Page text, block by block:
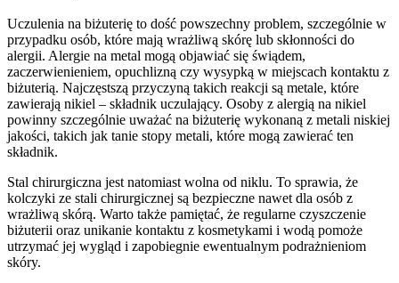
Uczulenia na biżuterię to dość powszechny problem, szczególnie w
przypadku osób, które mają wrażliwą skórę lub skłonności do
alergii. Alergie na metal mogą objawiać się świądem,
zaczerwienieniem, opuchlizną czy wysypką w miejscach kontaktu z
biżuterią. Najczęstszą przyczyną takich reakcji są metale, które
zawierają nikiel – składnik uczulający. Osoby z alergią na nikiel
powinny szczególnie uważać na biżuterię wykonaną z metali niskiej
jakości, takich jak tanie stopy metali, które mogą zawierać ten
składnik.
Stal chirurgiczna jest natomiast wolna od niklu. To sprawia, że
kolczyki ze stali chirurgicznej są bezpieczne nawet dla osób z
wrażliwą skórą. Warto także pamiętać, że regularne czyszczenie
biżuterii oraz unikanie kontaktu z kosmetykami i wodą pomoże
utrzymać jej wygląd i zapobiegnie ewentualnym podrażnieniom
skóry.